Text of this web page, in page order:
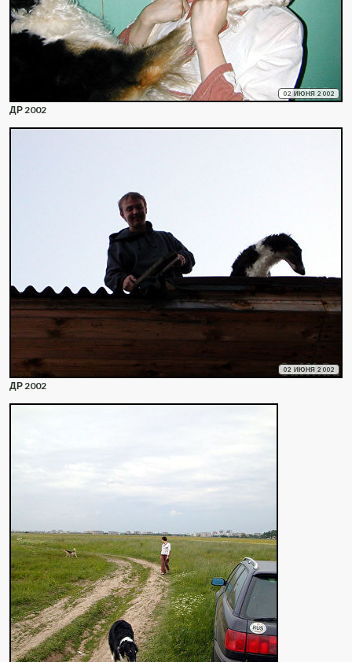
02 ИЮНЯ 2002
ДР 2002
02 ИЮНЯ 2002
ДР 2002